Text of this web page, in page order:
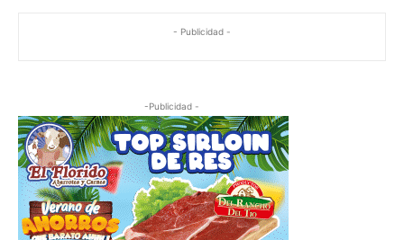
- Publicidad -
-Publicidad -